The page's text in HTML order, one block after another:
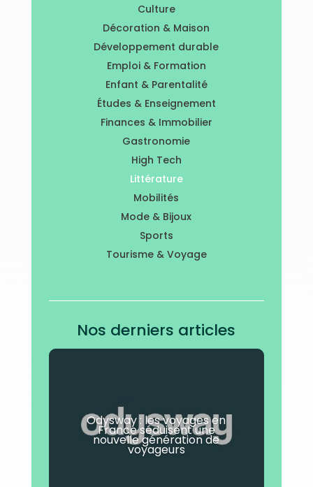
Culture
Décoration & Maison
Développement durable
Emploi & Formation
Enfant & Parentalité
Études & Enseignement
Finances & Immobilier
Gastronomie
High Tech
Littérature
Mobilités
Mode & Bijoux
Sports
Tourisme & Voyage
Nos derniers articles
Odysway : les voyages en
France séduisent une
nouvelle génération de
voyageurs